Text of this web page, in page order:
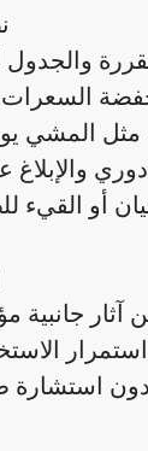
السعرات
مثل المشي
والإبلاغ
جانبية